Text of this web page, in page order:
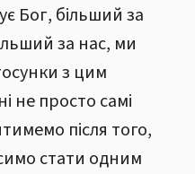
Бог, більший за
за нас, ми
з цим
не просто самі
після того,
стати одним